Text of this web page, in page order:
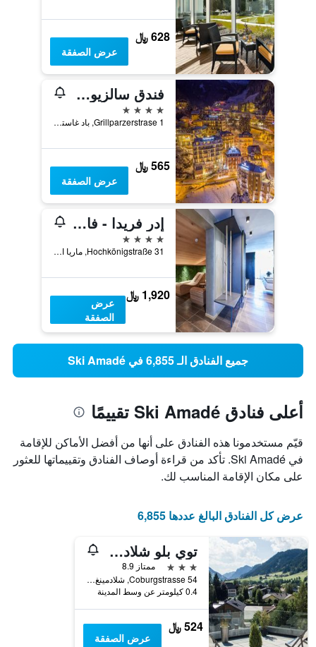
628 ﷼
عرض الصفقة
فندق سالزيورجير هوف
4 نجوم
Grillparzerstrase 1, باد غاستيين, ولاية سالزبورغ, النمسا
565 ﷼
عرض الصفقة
إدر فريدا - فاميلي هوتل - توتيي كومبليتيشر شامل جميعكلوخدف
4 نجوم
Hochkönigstraße 31, ماريا الم ام ستينرنين مير, ولاية سالزبورغ, النمسا
1,920 ﷼
عرض
الصفقة
جميع الفنادق الـ 6,855 في Ski Amadé
أعلى فنادق Ski Amadé تقييمًا
قيّم مستخدمونا هذه الفنادق على أنها من أفضل الأماكن للإقامة
في Ski Amadé. تأكد من قراءة أوصاف الفنادق وتقييماتها للعثور
على مكان الإقامة المناسب لك.
عرض كل الفنادق البالغ عددها 6,855
توي بلو شلادمينج
3 نجوم
ممتاز 8.9
Coburgstrasse 54, شلادمينغ, ستيريا, النمسا
0.4 كيلومتر عن وسط المدينة
524 ﷼
عرض الصفقة